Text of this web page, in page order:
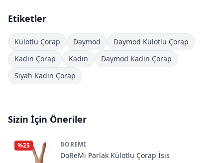
Etiketler
Külotlu Çorap Daymod
Daymod Külotlu Çorap
Kadın Çorap
Kadın
Daymod Kadın Çorap
Siyah Kadın Çorap
Sizin İçin Öneriler
%25 DOREMI
DoReMi Parlak Külotlu Çorap İsis